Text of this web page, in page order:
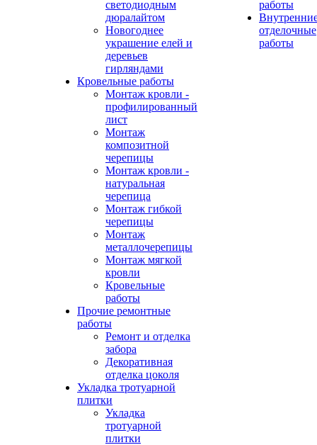
светодиодным
дюралайтом
Новогоднее
украшение елей и
деревьев
гирляндами
Кровельные работы
Монтаж кровли -
профилированный
лист
Монтаж
композитной
черепицы
Монтаж кровли -
натуральная
черепица
Монтаж гибкой
черепицы
Монтаж
металлочерепицы
Монтаж мягкой
кровли
Кровельные
работы
Прочие ремонтные
работы
Ремонт и отделка
забора
Декоративная
отделка цоколя
Укладка тротуарной
плитки
Укладка
тротуарной
плитки
работы
отделочные
работы